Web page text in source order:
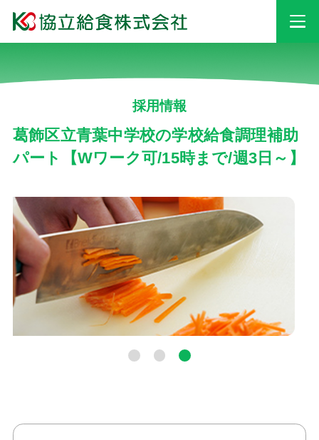
事業情報
安心・安全への取り組み
会社情報
お知らせ
採用情報
葛飾区立青葉中学校の学校給食調理補助
パート【Wワーク可/15時まで/週3日～】